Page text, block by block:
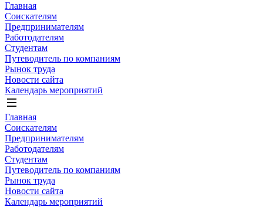
Главная
Соискателям
Предпринимателям
Работодателям
Студентам
Путеводитель по компаниям
Рынок труда
Новости сайта
Календарь мероприятий
Главная
Соискателям
Предпринимателям
Работодателям
Студентам
Путеводитель по компаниям
Рынок труда
Новости сайта
Календарь мероприятий